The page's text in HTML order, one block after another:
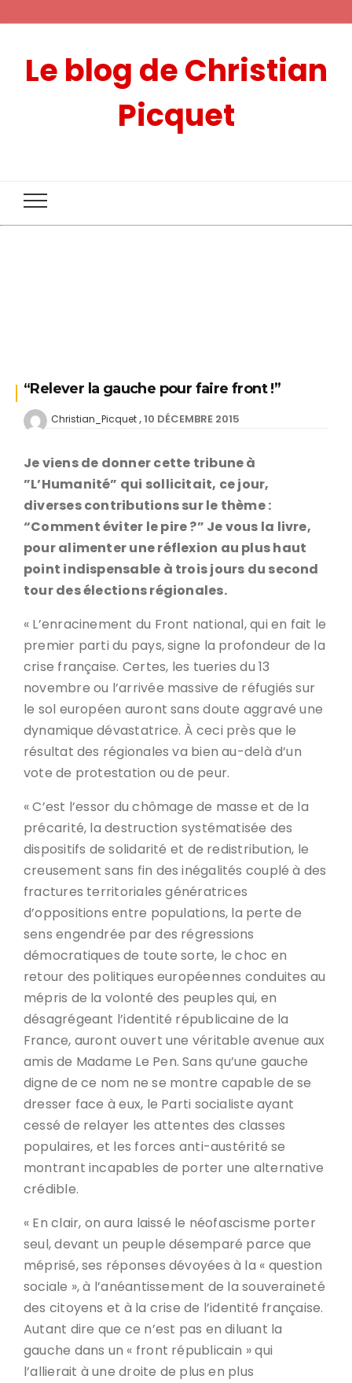
Le blog de Christian
Picquet
“Relever la gauche pour faire front !”
Christian_Picquet 10 DÉCEMBRE 2015
Je viens de donner cette tribune à
”L’Humanité” qui sollicitait, ce jour,
diverses contributions sur le thème :
“Comment éviter le pire ?” Je vous la livre,
pour alimenter une réflexion au plus haut
point indispensable à trois jours du second
tour des élections régionales.
« L’enracinement du Front national, qui en fait le
premier parti du pays, signe la profondeur de la
crise française. Certes, les tueries du 13
novembre ou l’arrivée massive de réfugiés sur
le sol européen auront sans doute aggravé une
dynamique dévastatrice. À ceci près que le
résultat des régionales va bien au-delà d’un
vote de protestation ou de peur.
« C’est l’essor du chômage de masse et de la
précarité, la destruction systématisée des
dispositifs de solidarité et de redistribution, le
creusement sans fin des inégalités couplé à des
fractures territoriales génératrices
d’oppositions entre populations, la perte de
sens engendrée par des régressions
démocratiques de toute sorte, le choc en
retour des politiques européennes conduites au
mépris de la volonté des peuples qui, en
désagrégeant l’identité républicaine de la
France, auront ouvert une véritable avenue aux
amis de Madame Le Pen. Sans qu’une gauche
digne de ce nom ne se montre capable de se
dresser face à eux, le Parti socialiste ayant
cessé de relayer les attentes des classes
populaires, et les forces anti-austérité se
montrant incapables de porter une alternative
crédible.
« En clair, on aura laissé le néofascisme porter
seul, devant un peuple désemparé parce que
méprisé, ses réponses dévoyées à la « question
sociale », à l’anéantissement de la souveraineté
des citoyens et à la crise de l’identité française.
Autant dire que ce n’est pas en diluant la
gauche dans un « front républicain » qui
l’allierait à une droite de plus en plus